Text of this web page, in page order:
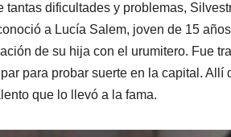
tantas dificultades y problemas,
a Lucía Salem, joven de 15
de su hija con el urumitero. Fue
para probar suerte en la capital. Allí
que lo llevó a la fama.